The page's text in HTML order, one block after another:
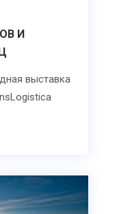
И
выставка